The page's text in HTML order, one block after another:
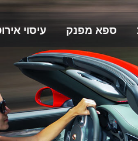
ספא מפנק עיסוי